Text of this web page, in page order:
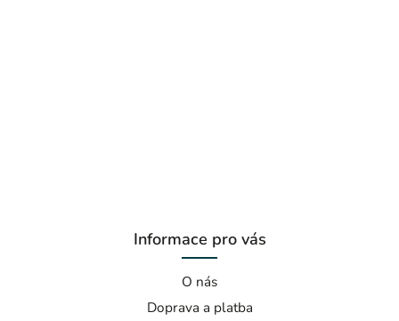
Informace pro vás
O nás
Doprava a platba